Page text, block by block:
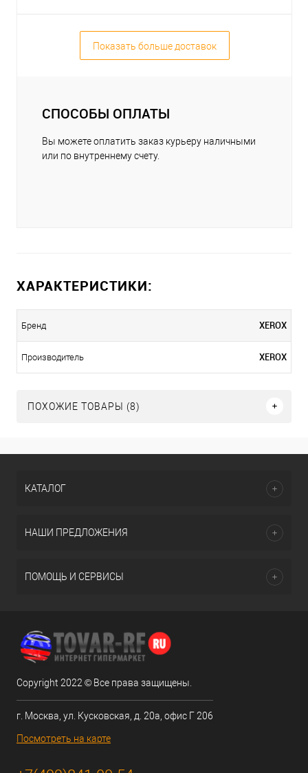
Показать больше доставок
СПОСОБЫ ОПЛАТЫ
Вы можете оплатить заказ курьеру наличными
или по внутреннему счету.
ХАРАКТЕРИСТИКИ:
Бренд XEROX
Производитель XEROX
ПОХОЖИЕ ТОВАРЫ (8)
КАТАЛОГ
НАШИ ПРЕДЛОЖЕНИЯ
ПОМОЩЬ И СЕРВИСЫ
Copyright 2022 © Все права защищены.
г. Москва, ул. Кусковская, д. 20а, офис Г 206
Посмотреть на карте